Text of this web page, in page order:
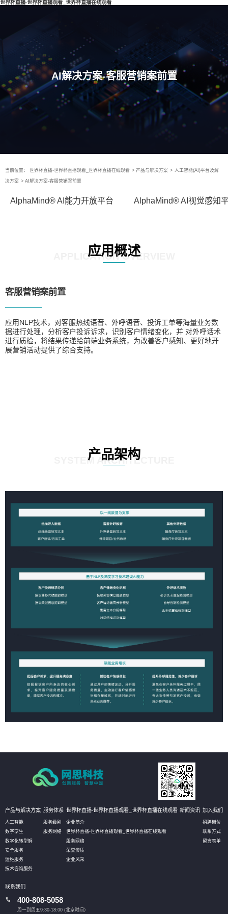
世界杯直播-世界杯直播观看_世界杯直播在线观看
AI解决方案-客服营销案前置
当前位置： 世界杯直播-世界杯直播观看_世界杯直播在线观看 > 产品与解决方案 > 人工智能(AI)平台及解
决方案 > AI解决方案-客服营销案前置
AlphaMind® AI能力开放平台 AlphaMind® AI视觉感知
应用概述
APPLICATION OVERVIEW
客服营销案前置
应用NLP技术，对客服热线语音、外呼语音、投诉工单等海量业务数
据进行处理，分析客户投诉诉求，识别客户情绪变化，并 对外呼话术
进行质检，将结果传递给前端业务系统，为改善客户感知、更好地开
展营销活动提供了综合支持。
产品架构
SYSTEM ARCHITECTURE
产品与解决方案
人工智能
数字孪生
数字化转型解
安全服务
运维服务
技术咨询服务
服务体系
服务级别
服务网络
世界杯直播-世界杯直播观看_世界杯直播在线观看
企业简介
世界杯直播-世界杯直播观看_世界杯直播在线观看
服务网络
荣誉资质
企业风采
新闻资讯 加入我们
招聘岗位
联系方式
留言表单
联系我们
400-808-5058
周一到周五9:30-18:00 (北京时间）